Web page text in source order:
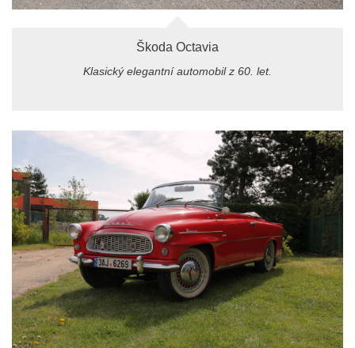
Škoda Octavia
Klasický elegantní automobil z 60. let.